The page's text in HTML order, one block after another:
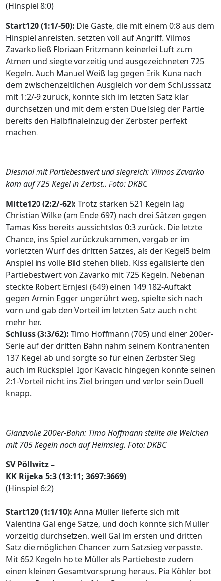
(Hinspiel 8:0)
Start120 (1:1/-50): Die Gäste, die mit einem 0:8 aus dem
Hinspiel anreisten, setzten voll auf Angriff. Vilmos
Zavarko ließ Floriaan Fritzmann keinerlei Luft zum
Atmen und siegte vorzeitig und ausgezeichneten 725
Kegeln. Auch Manuel Weiß lag gegen Erik Kuna nach
dem zwischenzeitlichen Ausgleich vor dem Schlusssatz
mit 1:2/-9 zurück, konnte sich im letzten Satz klar
durchsetzen und mit dem ersten Duellsieg der Partie
bereits den Halbfinaleinzug der Zerbster perfekt
machen.
Diesmal mit Partiebestwert und siegreich: Vilmos Zavarko
kam auf 725 Kegel in Zerbst.. Foto: DKBC
Mitte120 (2:2/-62): Trotz starken 521 Kegeln lag
Christian Wilke (am Ende 697) nach drei Sätzen gegen
Tamas Kiss bereits aussichtslos 0:3 zurück. Die letzte
Chance, ins Spiel zurückzukommen, vergab er im
vorletzten Wurf des dritten Satzes, als der Kegel5 beim
Anspiel ins volle Bild stehen blieb. Kiss egalisierte den
Partiebestwert von Zavarko mit 725 Kegeln. Nebenan
steckte Robert Ernjesi (649) einen 149:182-Auftakt
gegen Armin Egger ungerührt weg, spielte sich nach
vorn und gab den Vorteil im letzten Satz auch nicht
mehr her.
Schluss (3:3/62): Timo Hoffmann (705) und einer 200er-
Serie auf der dritten Bahn nahm seinem Kontrahenten
137 Kegel ab und sorgte so für einen Zerbster Sieg
auch im Rückspiel. Igor Kavacic hingegen konnte seinen
2:1-Vorteil nicht ins Ziel bringen und verlor sein Duell
knapp.
Glanzvolle 200er-Bahn: Timo Hoffmann stellte die Weichen
mit 705 Kegeln noch auf Heimsieg. Foto: DKBC
SV Pöllwitz –
KK Rijeka 5:3 (13:11; 3697:3669)
(Hinspiel 6:2)
Start120 (1:1/10): Anna Müller lieferte sich mit
Valentina Gal enge Sätze, und doch konnte sich Müller
vorzeitig durchsetzen, weil Gal im ersten und dritten
Satz die möglichen Chancen zum Satzsieg verpasste.
Mit 652 Kegeln holte Müller als Partiebeste zudem
einen kleinen Gesamtvorsprung heraus. Pia Köhler bot